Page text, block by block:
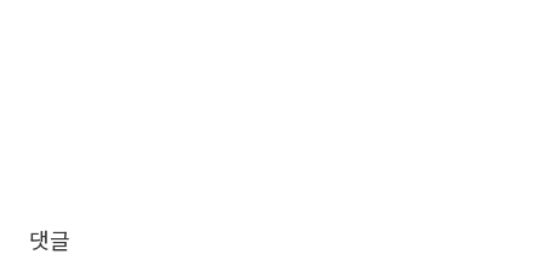
댓글